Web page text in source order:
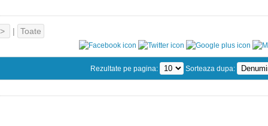
| Toate
Rezultate pe pagina: Sorteaza dupa: